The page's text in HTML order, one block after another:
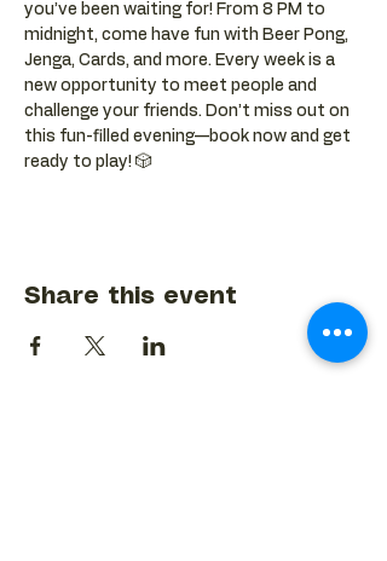
you’ve been waiting for! From 8 PM to
midnight, come have fun with Beer Pong,
Jenga, Cards, and more. Every week is a
new opportunity to meet people and
challenge your friends. Don’t miss out on
this fun-filled evening—book now and get
ready to play! 🎲
Share this event